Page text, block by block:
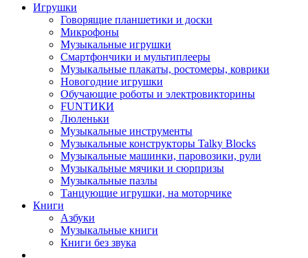
Игрушки
Говорящие планшетики и доски
Микрофоны
Музыкальные игрушки
Смартфончики и мультиплееры
Музыкальные плакаты, ростомеры, коврики
Новогодние игрушки
Обучающие роботы и электровикторины
FUNТИКИ
Люленьки
Музыкальные инструменты
Музыкальные конструкторы Talky Blocks
Музыкальные машинки, паровозики, рули
Музыкальные мячики и сюрпризы
Музыкальные пазлы
Танцующие игрушки, на моторчике
Книги
Азбуки
Музыкальные книги
Книги без звука